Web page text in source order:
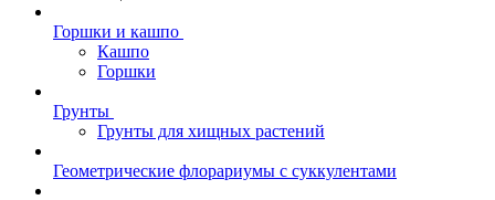
Горшки и кашпо
Кашпо
Горшки
Грунты
Грунты для хищных растений
Геометрические флорариумы с суккулентами